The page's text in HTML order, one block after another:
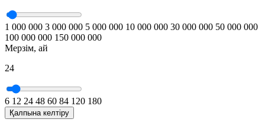
1 000 000 3 000 000 5 000 000 10 000 000 30 000 000 50 000 000
100 000 000 150 000 000
Мерзім, ай
24
6 12 24 48 60 84 120 180
Қалпына келтіру